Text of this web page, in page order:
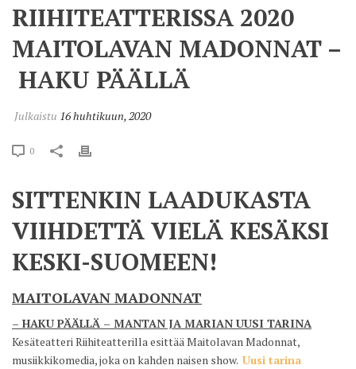
RIIHITEATTERISSA 2020
MAITOLAVAN MADONNAT –
HAKU PÄÄLLÄ
Julkaistu 16 huhtikuun, 2020
0
SITTENKIN LAADUKASTA
VIIHDETTÄ VIELÄ KESÄKSI
KESKI-SUOMEEN!
MAITOLAVAN MADONNAT
– HAKU PÄÄLLÄ – MANTAN JA MARIAN UUSI TARINA
Kesäteatteri Riihiteatterilla esittää Maitolavan Madonnat,
musiikkikomedia, joka on kahden naisen show. Uusi tarina